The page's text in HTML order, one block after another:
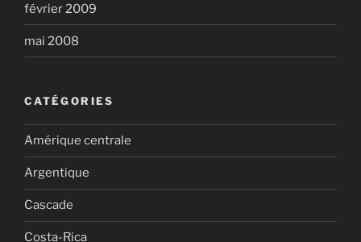
février 2009
mai 2008
CATÉGORIES
Amérique centrale
Argentique
Cascade
Costa-Rica